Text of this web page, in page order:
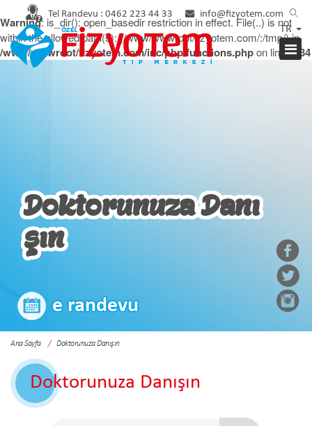
Warning: is_dir(): open_basedir restriction in effect. File(..) is not
within the allowed path(s): (/www/wwwroot/fizyotem.com/:/tmp/) in
/www/wwwroot/fizyotem.com/inc/php/functions.phpon line2934
Tel Randevu : 0462 223 44 33 info@fizyotem.com
TR
Doktorunuza Danı
şın
e randevu
Ana Sayfa Doktorunuza Danışın
Doktorunuza Danışın